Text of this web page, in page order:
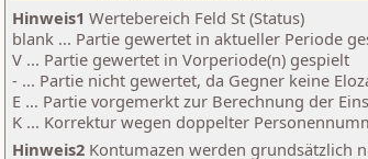
Hinweis1 Wertebereich Feld St (Status)
blank ... Partie gewertet in aktueller Periode
V ... Partie gewertet in Vorperiode(n) gespielt
- ... Partie nicht gewertet, da Gegner keine
E ... Partie vorgemerkt zur Berechnung der
K ... Korrektur wegen doppelter
Hinweis2 Kontumazen werden grundsätzlich